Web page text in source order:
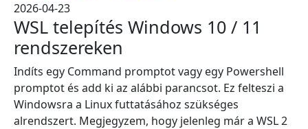
2026-04-23
WSL telepítés Windows 10 / 11
rendszereken
Indíts egy Command promptot vagy egy Powershell
promptot és add ki az alábbi parancsot. Ez felteszi a
Windowsra a Linux futtatásához szükséges
alrendszert. Megjegyzem, hogy jelenleg már a WSL 2